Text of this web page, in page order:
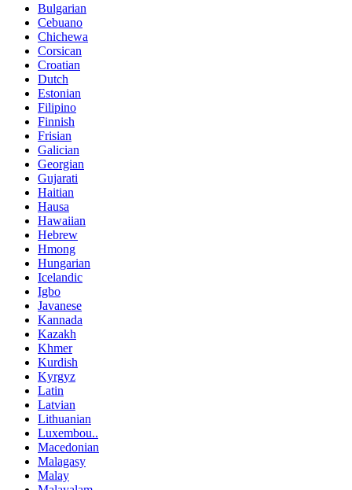
Bulgarian
Cebuano
Chichewa
Corsican
Croatian
Dutch
Estonian
Filipino
Finnish
Frisian
Galician
Georgian
Gujarati
Haitian
Hausa
Hawaiian
Hebrew
Hmong
Hungarian
Icelandic
Igbo
Javanese
Kannada
Kazakh
Khmer
Kurdish
Kyrgyz
Latin
Latvian
Lithuanian
Luxembou..
Macedonian
Malagasy
Malay